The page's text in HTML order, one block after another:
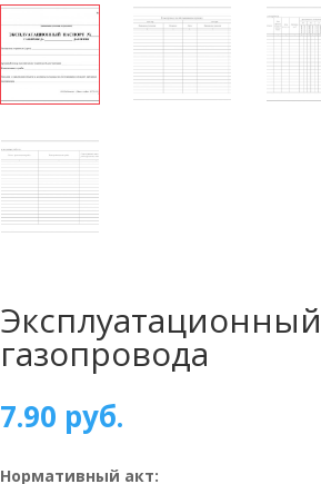
газопровода
7.90 руб.
Нормативный акт: